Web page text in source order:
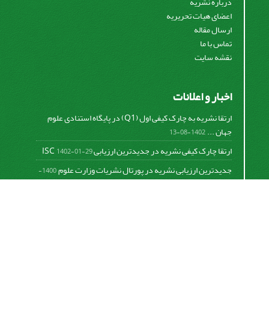
اعضای هیات تحریریه
ارسال مقاله
تماس با ما
نقشه سایت
اخبار و اعلانات
ارتقا نشریه به چارک کیفی اول (Q1) در پایگاه استنادی علوم
جهان ...1402-08-13
ارتقا چارک کیفی نشریه در جدیدترین ارزیابی ISC1402-01-29
جدیدترین ارزیابی نشریه در پورتال نشریات وزارت علوم
1400-